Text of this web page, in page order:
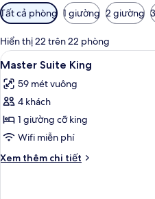
Bộ
lọc
có
thể
dùng
để
lọc
tìm
phòng
Tất cả phòng 1 giường 2 giường
Hiển thị 22 trên 22 phòng
Xem
tất
cả
ảnh
Master
Suite
King
4
Master Suite King
59 mét vuông
4 khách
1 giường cỡ king
Wifi miễn phí
Xem thêm chi tiết
Chi